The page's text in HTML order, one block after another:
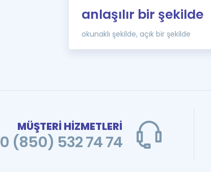
anlaşılır bir şekilde
okunaklı şekilde, açık bir şekilde
MÜŞTERİ HİZMETLERİ
0 (850) 532 74 74